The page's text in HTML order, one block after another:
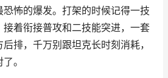
怖的爆发。打架的时候记得一技
着衔接普攻和二技能突进，一套
排，千万别跟坦克长时刻消耗，
。